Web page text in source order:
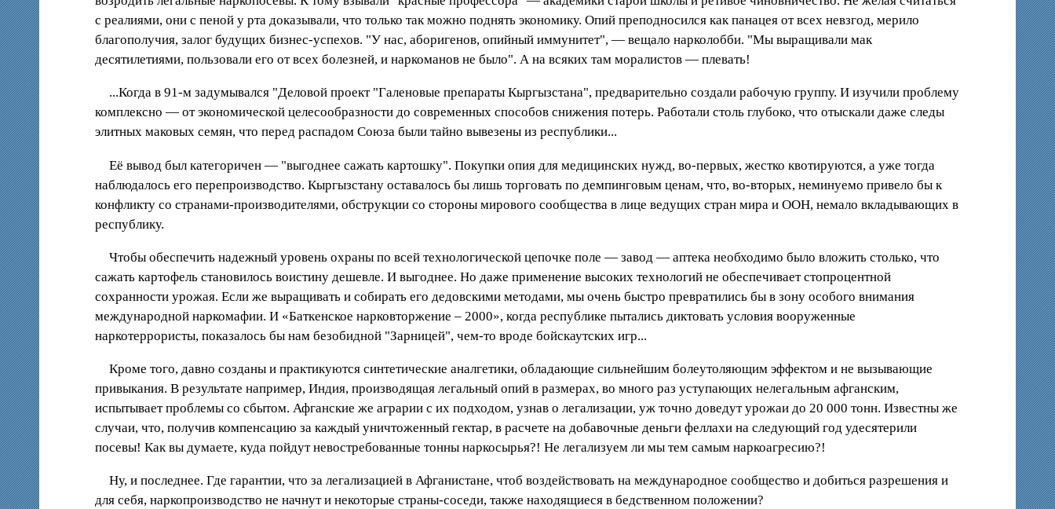
с реалиями, они с пеной у рта доказывали, что только так можно поднять экономику. Опий преподносился как панацея от всех невзгод, мерило
благополучия, залог будущих бизнес-успехов. "У нас, аборигенов, опийный иммунитет", — вещало нарколобби. "Мы выращивали мак
десятилетиями, пользовали его от всех болезней, и наркоманов не было". А на всяких там моралистов — плевать!
...Когда в 91-м задумывался "Деловой проект "Галеновые препараты Кыргызстана", предварительно создали рабочую группу. И изучили проблему
комплексно — от экономической целесообразности до современных способов снижения потерь. Работали столь глубоко, что отыскали даже следы
элитных маковых семян, что перед распадом Союза были тайно вывезены из республики...
Её вывод был категоричен — "выгоднее сажать картошку". Покупки опия для медицинских нужд, во-первых, жестко квотируются, а уже тогда
наблюдалось его перепроизводство. Кыргызстану оставалось бы лишь торговать по демпинговым ценам, что, во-вторых, неминуемо привело бы к
конфликту со странами-производителями, обструкции со стороны мирового сообщества в лице ведущих стран мира и ООН, немало вкладывающих в
республику.
Чтобы обеспечить надежный уровень охраны по всей технологической цепочке поле — завод — аптека необходимо было вложить столько, что
сажать картофель становилось воистину дешевле. И выгоднее. Но даже применение высоких технологий не обеспечивает стопроцентной
сохранности урожая. Если же выращивать и собирать его дедовскими методами, мы очень быстро превратились бы в зону особого внимания
международной наркомафии. И «Баткенское нарковторжение – 2000», когда республике пытались диктовать условия вооруженные
наркотеррористы, показалось бы нам безобидной "Зарницей", чем-то вроде бойскаутских игр...
Кроме того, давно созданы и практикуются синтетические аналгетики, обладающие сильнейшим болеутоляющим эффектом и не вызывающие
привыкания. В результате например, Индия, производящая легальный опий в размерах, во много раз уступающих нелегальным афганским,
испытывает проблемы со сбытом. Афганские же аграрии с их подходом, узнав о легализации, уж точно доведут урожаи до 20 000 тонн. Известны же
случаи, что, получив компенсацию за каждый уничтоженный гектар, в расчете на добавочные деньги феллахи на следующий год удесятерили
посевы! Как вы думаете, куда пойдут невостребованные тонны наркосырья?! Не легализуем ли мы тем самым наркоагресию?!
Ну, и последнее. Где гарантии, что за легализацией в Афганистане, чтоб воздействовать на международное сообщество и добиться разрешения и
для себя, наркопроизводство не начнут и некоторые страны-соседи, также находящиеся в бедственном положении?